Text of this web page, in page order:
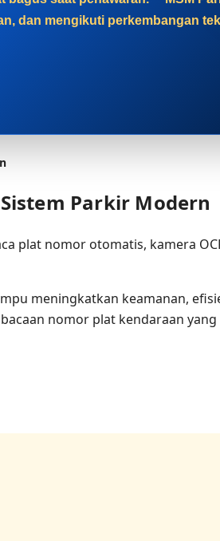
dan mengikuti perkembangan
Parkir Modern
meningkatkan keamanan,
nomor plat kendaraan